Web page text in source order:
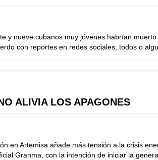
y nueve cubanos muy jóvenes habrían
con reportes en redes sociales, todos o
ALIVIA LOS APAGONES
en Artemisa añade más tensión a la crisis
Granma, con la intención de iniciar la